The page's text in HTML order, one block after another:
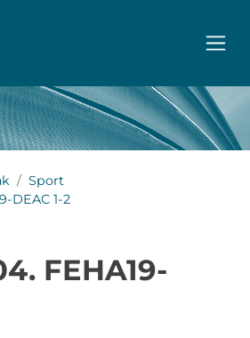
Sport
DEAC 1-2
FEHA19-